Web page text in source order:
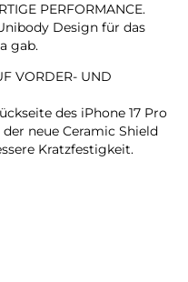
PERFORMANCE.
Design für das
gab.
VORDER- UND
des iPhone 17 Pro
neue Ceramic Shield
Kratzfestigkeit.
je bei einem iPhone gab.
Hosentasche.